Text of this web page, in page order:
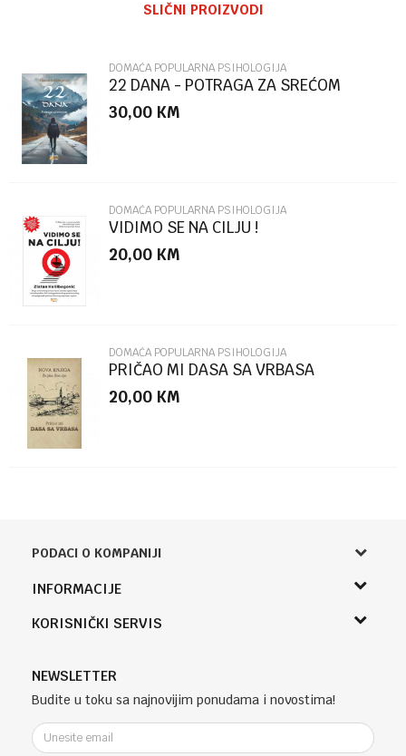
Poruka
POŠALJI
SLIČNI PROIZVODI
DOMAĆA POPULARNA PSIHOLOGIJA
22 DANA - POTRAGA ZA SREĆOM
30,00 KM
DOMAĆA POPULARNA PSIHOLOGIJA
VIDIMO SE NA CILJU !
20,00 KM
DOMAĆA POPULARNA PSIHOLOGIJA
PRIČAO MI DASA SA VRBASA
20,00 KM
PODACI O KOMPANIJI
Knjižara Kultura
Knjaza Miloša 3A
Telefon (uprava firme Sladaboni d.o.o)
051 303 460
e-knjizara@knjizarakultura.com
INFORMACIJE
O nama
Kontakt
Klub povjerenja "Knjižara Kultura"
KORISNIČKI SERVIS
Politika privatnosti
Kako kupiti
Načini plaćanja
Plaćanje karticama
NEWSLETTER
Budite u toku sa najnovijim ponudama i novostima!